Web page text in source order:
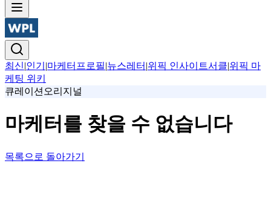
최신|인기 |마케터프로필|뉴스레터 |위픽 인사이트서클|위픽 마
케팅 위키
큐레이션 오리지널
마케터를 찾을 수 없습니다
목록으로 돌아가기